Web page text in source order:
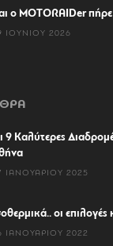
ο MOTORAIDer
ΙΟΥΝΊΟΥ 2026
9 Καλύτερες
ΙΑΝΟΥΑΡΊΟΥ 2025
οι επιλογές
ΙΑΝΟΥΑΡΊΟΥ 2022